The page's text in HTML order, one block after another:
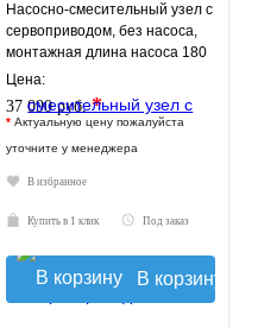
Насосно-смесительный узел с
сервоприводом, без насоса,
монтажная длина насоса 180
мм VT.COMBI.S.180M
Цена:
37 090 руб.*
* Актуальную цену пожалуйста
уточните у менеджера
В избранное
Купить в 1 клик Под заказ
В корзину